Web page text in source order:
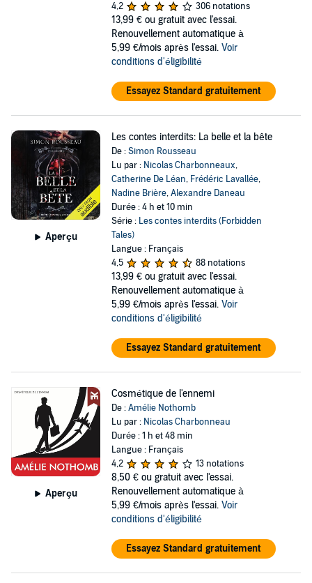
4,2
306 notations
13,99 € ou gratuit avec l'essai.
Renouvellement automatique à
5,99 €/mois après l'essai. Voir
conditions d'éligibilité
Essayez Standard gratuitement
Aperçu
Les contes interdits: La belle et la bête
De :Simon Rousseau
Lu par : Nicolas Charbonneaux,
Catherine De Léan, Frédéric Lavallée,
Nadine Brière,Alexandre Daneau
Durée : 4 h et 10 min
Série : Les contes interdits (Forbidden
Tales)
Langue : Français
4,5
88 notations
13,99 € ou gratuit avec l'essai.
Renouvellement automatique à
5,99 €/mois après l'essai. Voir
conditions d'éligibilité
Essayez Standard gratuitement
Aperçu
Cosmétique de l'ennemi
De :Amélie Nothomb
Lu par : Nicolas Charbonneau
Durée : 1 h et 48 min
Langue : Français
4,2
13 notations
8,50 € ou gratuit avec l'essai.
Renouvellement automatique à
5,99 €/mois après l'essai. Voir
conditions d'éligibilité
Essayez Standard gratuitement